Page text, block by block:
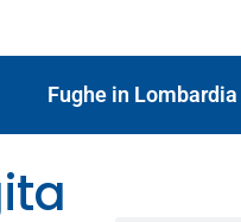
Fughe in Lombardia